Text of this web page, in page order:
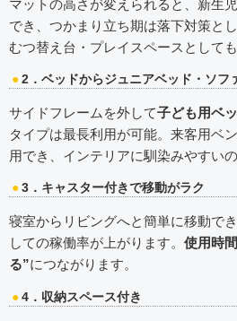
マットの高さが変えられると、新生
でき、つかまり立ち期は落下対策と
むつ替え台・プレイスペースとして
2．ベッドからジュニアベッド・ソフ
サイドフレームを外して子ども用ベ
タイプは最長利用が可能。来客用ベ
用でき、インテリアに馴染みやすいの
3．キャスター付きで移動がラク
寝室からリビングへと簡単に移動で
しての稼働率が上がります。 使用時
る”につながります。
4．収納スペース付き